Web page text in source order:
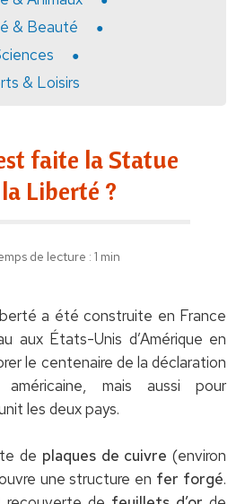
& Beauté
& Loisirs
faite la Statue
Liberté ?
de lecture : 1 min
a été construite en France
aux États-Unis d’Amérique en
le centenaire de la déclaration
américaine, mais aussi pour
les deux pays.
de plaques de cuivre (environ
une structure en fer forgé.